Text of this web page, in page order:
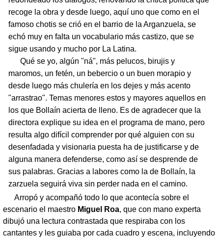
recoge la obra y desde luego, aquí uno que como en el
famoso chotis se crió en el barrio de la Arganzuela, se
echó muy en falta un vocabulario más castizo, que se
sigue usando y mucho por La Latina.
Qué se yo, algún "ná", más pelucos, birujis y
maromos, un fetén, un bebercio o un buen morapio y
desde luego más chulería en los dejes y más acento
"arrastrao". Temas menores estos y mayores aquellos en
los que Bollaín acierta de lleno. Es de agradecer que la
directora explique su idea en el programa de mano, pero
resulta algo difícil comprender por qué alguien con su
desenfadada y visionaria puesta ha de justificarse y de
alguna manera defenderse, como así se desprende de
sus palabras. Gracias a labores como la de Bollaín, la
zarzuela seguirá viva sin perder nada en el camino.
Arropó y acompañó todo lo que acontecía sobre el
escenario el maestro Miguel Roa, que con mano experta
dibujó una lectura contrastada que respiraba con los
cantantes y les guiaba por cada cuadro y escena, incluyendo